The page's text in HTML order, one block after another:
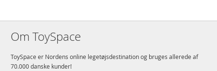
Om ToySpace
ToySpace er Nordens online legetøjsdestination og bruges allerede af
70.000 danske kunder!